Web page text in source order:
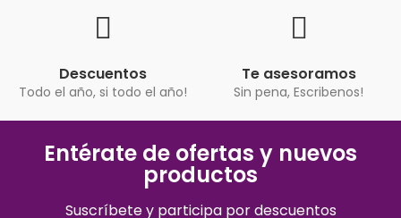
Descuentos
Todo el año, si todo el año!
Te asesoramos
Sin pena, Escribenos!
Entérate de ofertas y nuevos
productos
Suscríbete y participa por descuentos